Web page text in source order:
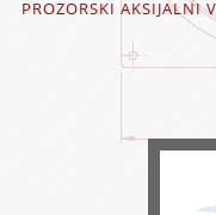
PROZORSKI AKSIJALNI